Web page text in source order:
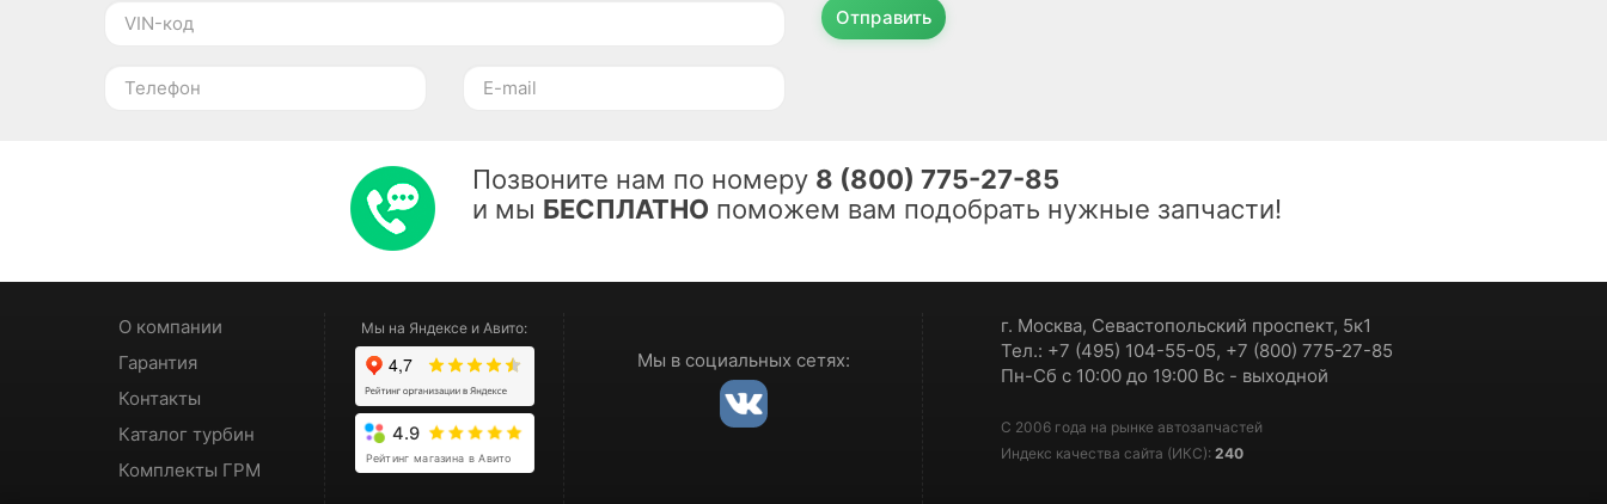
Отправить
Позвоните нам по номеру 8 (800) 775-27-85
и мы БЕСПЛАТНО поможем вам подобрать нужные запчасти!
О компании
Гарантия
Контакты
Каталог турбин
Комплекты ГРМ
Мы на Яндексе и Авито:
4.9
Рейтинг магазина в Авито
Мы в социальных сетях:
г. Москва, Севастопольский проспект, 5к1
Тел.: +7 (495) 104-55-05, +7 (800) 775-27-85
Пн-Сб с 10:00 до 19:00 Вс - выходной
С 2006 года на рынке автозапчастей
Индекс качества сайта (ИКС): 240